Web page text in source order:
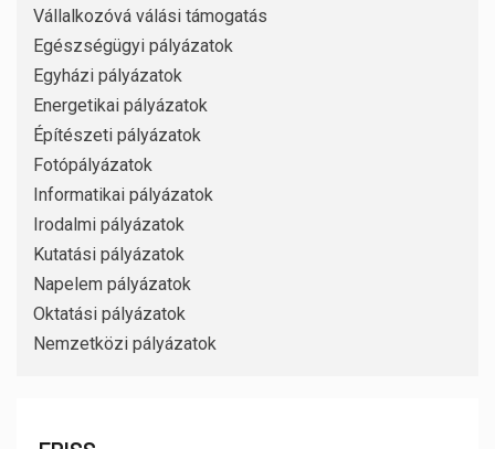
Vállalkozóvá válási támogatás
Egészségügyi pályázatok
Egyházi pályázatok
Energetikai pályázatok
Építészeti pályázatok
Fotópályázatok
Informatikai pályázatok
Irodalmi pályázatok
Kutatási pályázatok
Napelem pályázatok
Oktatási pályázatok
Nemzetközi pályázatok